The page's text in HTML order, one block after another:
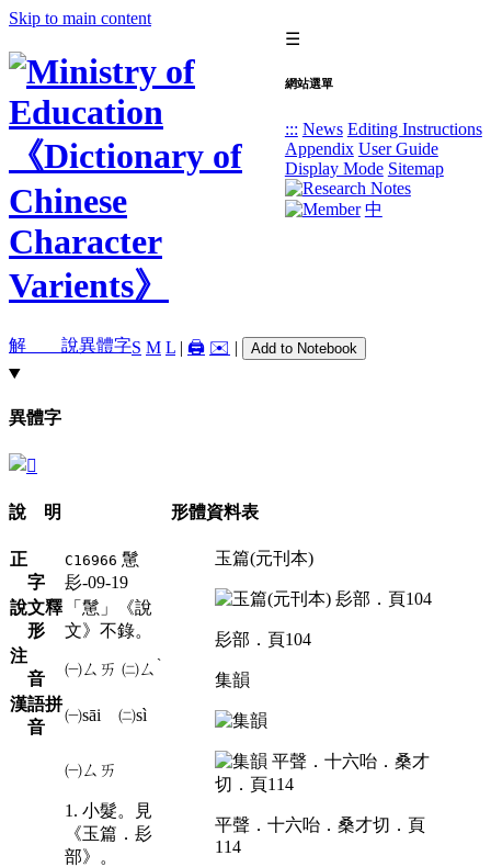
Skip to main content
☰
網站選單
::: News Editing Instructions
Appendix User Guide
Display Mode Sitemap
中
解 說異體字S M L | 🖨️ ✉️ | Add to Notebook
異體字
說 明
正
字
C16966 䰄
髟-09-19
說文釋
形
「䰄」《說
文》不錄。
注
音
㈠ㄙㄞ ㈡ㄙ ˋ
漢語拼
音
㈠sāi ㈡sì
㈠ㄙㄞ
1. 小髮。見
《玉篇．髟
部》。
形體資料表
玉篇(元刊本)
髟部．頁104
集韻
平聲．十六咍．桑才切．頁
114